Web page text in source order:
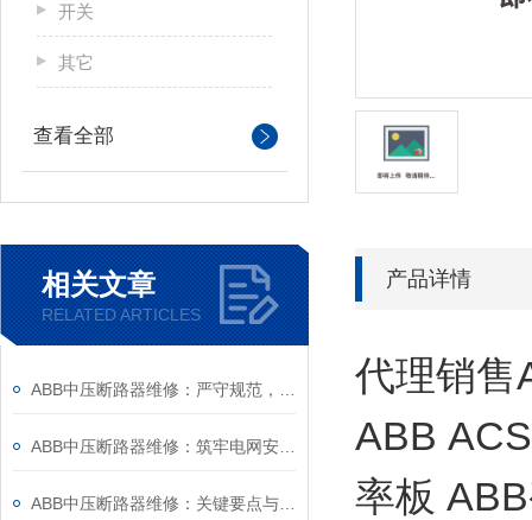
开关
其它
查看全部
相关文章
RELATED ARTICLES
产品详情
代理销售
ABB
率板